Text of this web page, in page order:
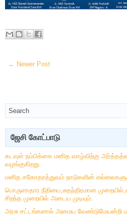
← Newer Post
ஜேசி கோட்பாடு
கடவுள் நம்பிக்கை மனித வாழ்விற்கு
வழங்குகிறது.
மனித சகோதரத்துவம் நாடுகளின்
பொருளாதார நீதியை,சுதந்திரமான
சிறந்த முறையில் அடைய முடியும்.
அரசு சட்டங்களால் அமைய வேண்டுமேயன்றி